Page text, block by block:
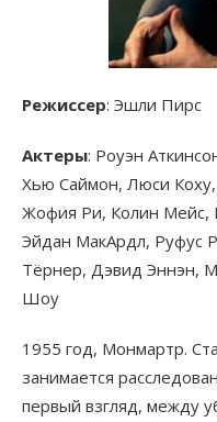
Режиссер: Эшли Пирс
Актеры: Роуэн
Хью Саймон, Люси Коху,
Жофия Ри, Колин Мейс,
Эйдан МакАрдл, Руфус
Тёрнер, Дэвид Эннэн,
Шоу
1955 год, Монмартр.
занимается
первый взгляд, между